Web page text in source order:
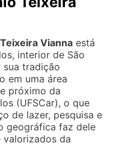
Vianna está
interior de São
sua tradição
em uma área
próximo da
(UFSCar), o que
de lazer, pesquisa e
geográfica faz dele
valorizados da